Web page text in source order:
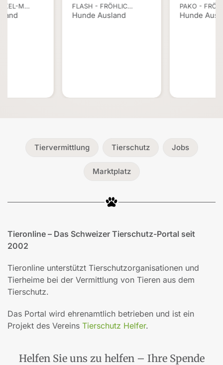
FLASH - FRÖHLIC…
Hunde Ausland
PAKO -
Hunde
M…
Tiervermittlung Tierschutz Jobs
Marktplatz
Tieronline – Das Schweizer Tierschutz-Portal seit
2002
Tieronline unterstützt Tierschutzorganisationen und
Tierheime bei der Vermittlung von Tieren aus dem
Tierschutz.
Das Portal wird ehrenamtlich betrieben und ist ein
Projekt des Vereins Tierschutz Helfer.
Helfen Sie uns zu helfen – Ihre Spende